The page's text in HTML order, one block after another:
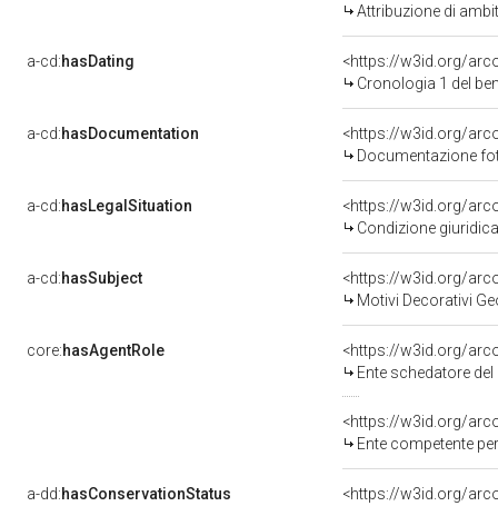
Attribuzione di
a-cd:hasDating
<https://w3id.org/
Cronologia 1 del
a-cd:hasDocumentation
Documentazione
a-cd:hasLegalSituation
Condizione
a-cd:hasSubject
<https://w3id.org/
Motivi Decorativi
core:hasAgentRole
<https://w3id.org/
Ente schedatore del bene
<https://w3id.org/
Ente competente per tutela
a-dd:hasConservationStatus
<https://w3id.org/